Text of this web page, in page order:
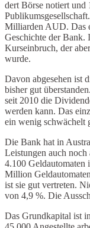
dert Börse notiert und
Milliarden AUD. Das
Geschichte der Bank.
Kurseinbruch, der
wurde.
Davon abgesehen ist
bisher gut
seit 2010 die
werden kann. Das
ein wenig schwächelt
Die Bank hat in
Leistungen auch noch
4.100 Geldautomaten
Million
ist sie gut vertreten.
von 4,9 %. Die
Das Grundkapital ist